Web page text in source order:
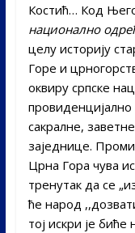
Костић… Код
национално
целу историју
Горе и
оквиру српске
сакралне,
заједнице.
Црна Гора чува
тренутак да се
ће народ
тој искри је